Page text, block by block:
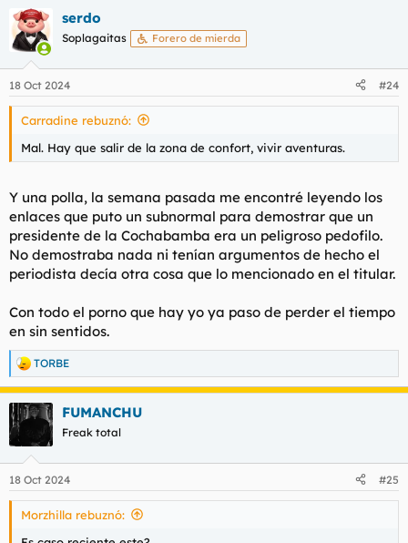
c
c
i
e
s
serdo
Soplagaitas Forero de mierda
18 Oct 2024 #24
Carradine rebuznó:
Mal. Hay que salir de la zona de confort, vivir aventuras.
Y una polla, la semana pasada me encontré leyendo los
enlaces que puto un subnormal para demostrar que un
presidente de la Cochabamba era un peligroso pedofilo.
No demostraba nada ni tenían argumentos de hecho el
periodista decía otra cosa que lo mencionado en el titular.
Con todo el porno que hay yo ya paso de perder el tiempo
en sin sentidos.
R
e
c
c
e
s
TORBE
FUMANCHU
Freak total
18 Oct 2024 #25
Morzhilla rebuznó: